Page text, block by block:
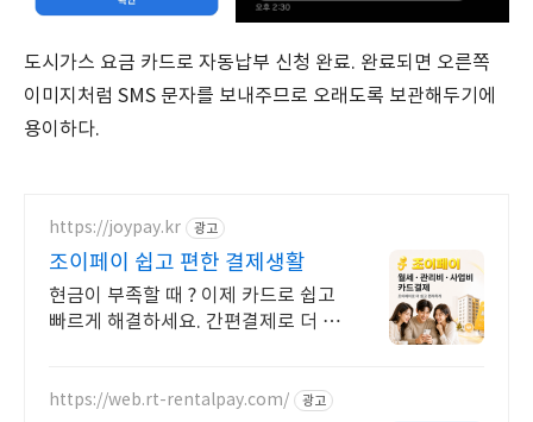
도시가스 요금 카드로 자동납부 신청 완료. 완료되면 오른쪽
이미지처럼 SMS 문자를 보내주므로 오래도록 보관해두기에
용이하다.
https://joypay.kr 광고
조이페이 쉽고 편한 결제생활
현금이 부족할 때 ? 이제 카드로 쉽고
빠르게 해결하세요. 간편결제로 더 편
https://web.rt-rentalpay.com/ 광고